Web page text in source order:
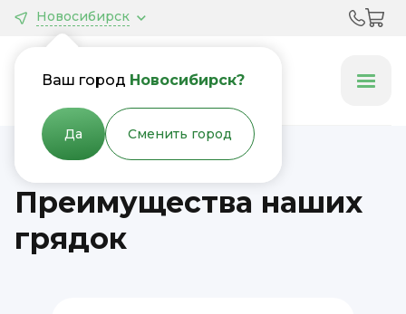
Новосибирск
Ваш город Новосибирск?
Да Сменить город
Грядки & Клумбы
Преимущества наших
грядок